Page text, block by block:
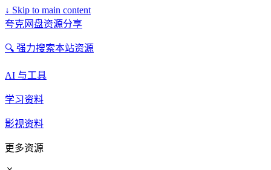
↓ Skip to main content
夸克网盘资源分享
🔍 强力搜索本站资源
AI 与工具
学习资料
影视资料
更多资源